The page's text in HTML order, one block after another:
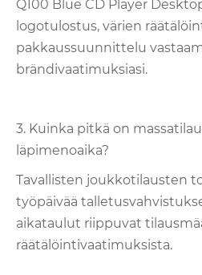
Q100 Blue CD Player
logotulostus, värien
pakkaussuunnittelu
brändivaatimuksiasi.
3. Kuinka pitkä on
läpimenoaika?
Tavallisten joukkotilausten
työpäivää
aikataulut riippuvat
räätälöintivaatimuksista.